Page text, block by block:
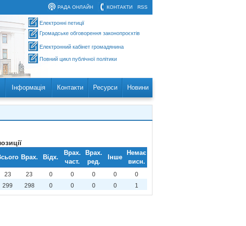
RSS
КОНТАКТИ
РАДА ОНЛАЙН
Електронні петиції
Громадське обговорення законопроєктів
Електронний кабінет громадянина
Повний цикл публічної політики
Інформація Контакти Ресурси Новини
Врах. Відх.
Врах.
част.
Врах.
ред.
Інше
Немає
висн.
23 23 0 0 0 0
0
299 298 0 0 0 0 1